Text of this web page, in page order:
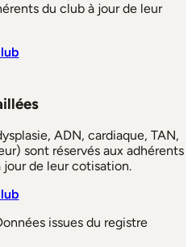
du club à jour de leur
ADN, cardiaque, TAN,
sont réservés aux adhérents
jour de leur cotisation.
issues du registre